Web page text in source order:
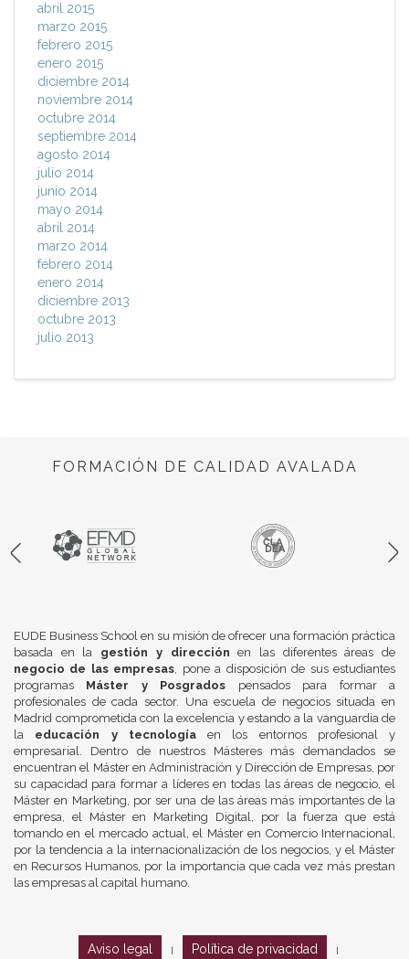
abril 2015
marzo 2015
febrero 2015
enero 2015
diciembre 2014
noviembre 2014
octubre 2014
septiembre 2014
agosto 2014
julio 2014
junio 2014
mayo 2014
abril 2014
marzo 2014
febrero 2014
enero 2014
diciembre 2013
octubre 2013
julio 2013
FORMACIÓN DE CALIDAD AVALADA
EUDE Business School en su misión de ofrecer una formación práctica
basada en la gestión y dirección en las diferentes áreas de
negocio de las empresas, pone a disposición de sus estudiantes
programas Máster y Posgrados pensados para formar a
profesionales de cada sector. Una escuela de negocios situada en
Madrid comprometida con la excelencia y estando a la vanguardia de
la educación y tecnologíaen los entornos profesional y
empresarial. Dentro de nuestros Másteres más demandados se
encuentran el Máster en Administración y Dirección de Empresas, por
su capacidad para formar a líderes en todas las áreas de negocio, el
Máster en Marketing, por ser una de las áreas más importantes de la
empresa, el Máster en Marketing Digital, por la fuerza que está
tomando en el mercado actual, el Máster en Comercio Internacional,
por la tendencia a la internacionalización de los negocios, y el Máster
en Recursos Humanos, por la importancia que cada vez más prestan
las empresas al capital humano.
Aviso legal Política de privacidad